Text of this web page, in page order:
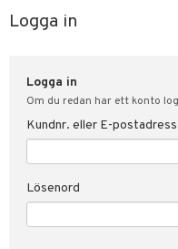
Hälsokost
Fitness
Hem & Inredning
Leksaker, Barn & Baby
Varumärken
Logga in
Logga in
Om du redan har ett konto
Kundnr. eller E-postadress
Lösenord
svar